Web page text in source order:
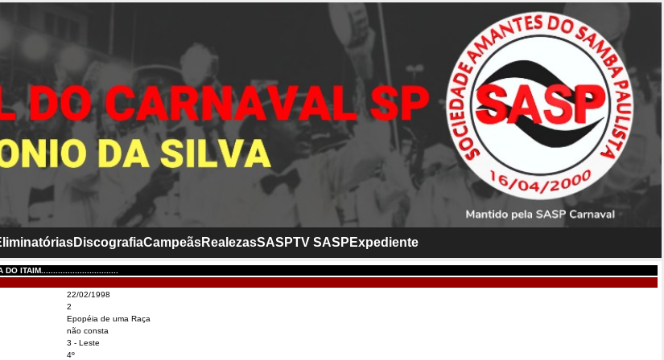
DiscografiaCampeãsRealezasSASPTV SASP Expediente
DO ITAIM................................
22/02/1998
2
Epopéia de uma Raça
não consta
3 - Leste
4º